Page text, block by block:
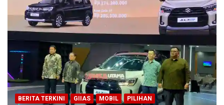
BERITA TERKINI GIIAS MOBIL PILIHAN